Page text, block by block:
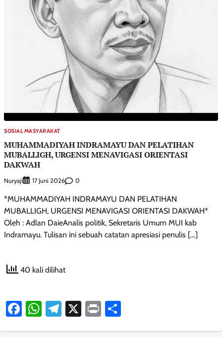
SOSIAL MASYARAKAT
MUHAMMADIYAH INDRAMAYU DAN PELATIHAN
MUBALLIGH, URGENSI MENAVIGASI ORIENTASI
DAKWAH
Nuryaji 17 Juni 2026 0
*MUHAMMADIYAH INDRAMAYU DAN PELATIHAN
MUBALLIGH, URGENSI MENAVIGASI ORIENTASI DAKWAH*
Oleh : Adlan DaieAnalis politik, Sekretaris Umum MUI kab
Indramayu. Tulisan ini sebuah catatan apresiasi penulis […]
40 kali dilihat
Facebook
WhatsApp
Telegram
X Print